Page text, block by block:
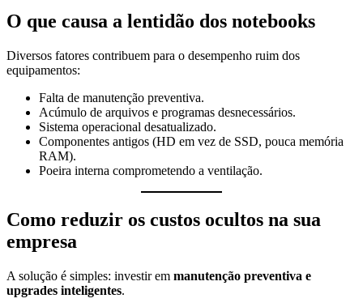
O que causa a lentidão dos notebooks
Diversos fatores contribuem para o desempenho ruim dos
equipamentos:
Falta de manutenção preventiva.
Acúmulo de arquivos e programas desnecessários.
Sistema operacional desatualizado.
Componentes antigos (HD em vez de SSD, pouca memória
RAM).
Poeira interna comprometendo a ventilação.
Como reduzir os custos ocultos na sua
empresa
A solução é simples: investir em manutenção preventiva e
upgrades inteligentes.